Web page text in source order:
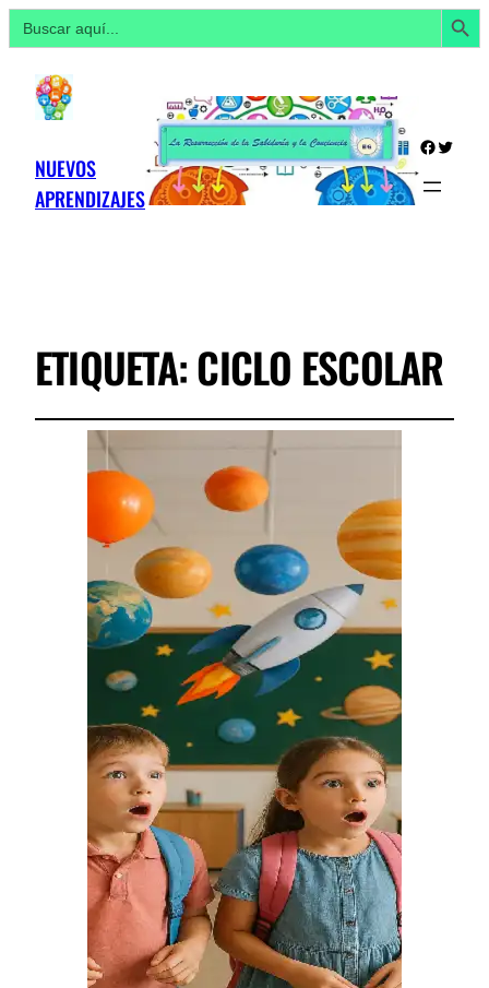
Buscar: Botón de
NUEVOS
APRENDIZAJES
Twitter
ETIQUETA:CICLO ESCOLAR